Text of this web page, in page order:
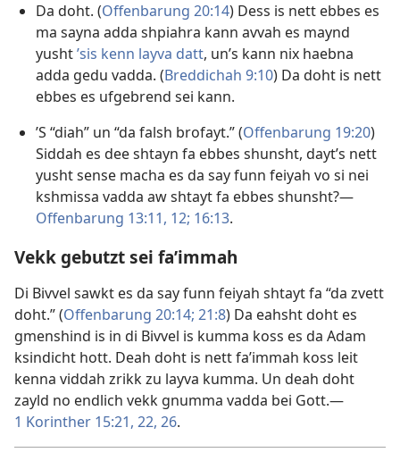
Da doht. (Offenbarung 20:14) Dess is nett ebbes es
ma sayna adda shpiahra kann avvah es maynd
yusht’sis kenn layva datt, un’s kann nix haebna
adda gedu vadda. (Breddichah 9:10) Da doht is nett
ebbes es ufgebrend sei kann.
’S “diah” un “da falsh brofayt.” (Offenbarung 19:20)
Siddah es dee shtayn fa ebbes shunsht, dayt’s nett
yusht sense macha es da say funn feiyah vo si nei
kshmissa vadda aw shtayt fa ebbes shunsht?​—
Offenbarung 13:11, 12; 16:13.
Vekk gebutzt sei fa’immah
Di Bivvel sawkt es da say funn feiyah shtayt fa “da zvett
doht.” (Offenbarung 20:14; 21:8) Da eahsht doht es
gmenshind is in di Bivvel is kumma koss es da Adam
ksindicht hott. Deah doht is nett fa’immah koss leit
kenna viddah zrikk zu layva kumma. Un deah doht
zayld no endlich vekk gnumma vadda bei Gott.​—
1 Korinther 15:21, 22, 26.